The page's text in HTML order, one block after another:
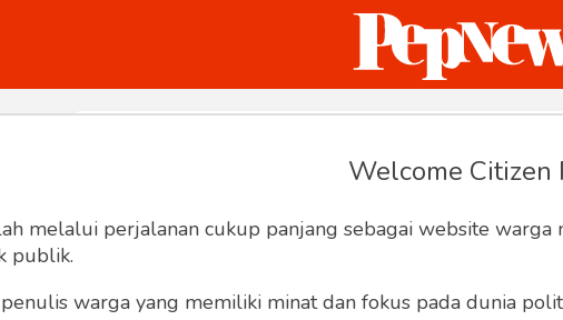
Welcome Citizen
melalui perjalanan cukup panjang sebagai website
publik.
warga yang memiliki minat dan fokus pada dunia